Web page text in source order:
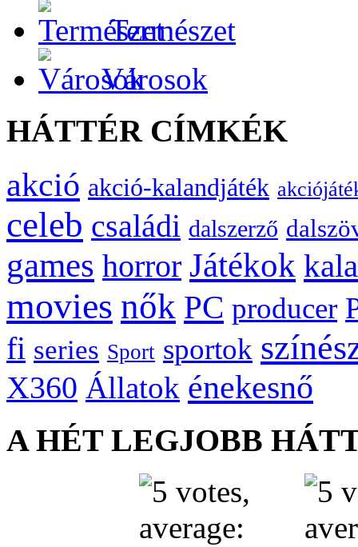
Természet
Városok
HÁTTÉR CÍMKÉK
akció akció-kalandjáték
celeb családi dalszerző
games horror Játékok
movies nők PC producer
fi series Sport sportok
X360 Állatok énekesnő
A HÉT LEGJOBB